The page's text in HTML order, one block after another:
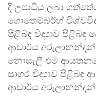
දී උපාධිය ලබා
ගොතෙම්බර්හ්
පිළිබඳ විද්‍යාව පිළිබඳ
ආචාර්ය
නොසැලී එම
සාගර විද්‍යාව පිළිබඳ
ආචාර්ය අරුලානන්දන්